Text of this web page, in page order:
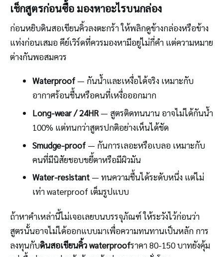
เช็กสูตรก่อนซื้อ มองหาอะไรบนกล่อง
ก่อนหยิบดินสอเขียนคิ้วลงตะกร้า ให้พลิกดูข้างกล่องหรือข้าง
แท่งก่อนเสมอ คีย์เวิร์ดที่ควรมองหามีอยู่ไม่กี่คำ แต่ความหมาย
ต่างกันพอสมควร
Waterproof— กันน้ำและเหงื่อได้จริง เหมาะกับ
อากาศร้อนชื้นหรือคนที่เหงื่อออกมาก
Long-wear / 24HR— สูตรติดทนนาน อาจไม่ได้กันน้ำ
100% แต่ทนกว่าสูตรปกติอย่างเห็นได้ชัด
Smudge-proof— กันการเลอะหรือเบลอ เหมาะกับ
คนที่มีนิสัยชอบขยี้ตาหรือมีผิวมัน
Water-resistant— ทนความชื้นได้ระดับหนึ่ง แต่ไม่
เท่า waterproof เต็มรูปแบบ
ถ้าหาคำเหล่านี้ไม่เจอเลยบนบรรจุภัณฑ์ ให้ระวังไว้ก่อนว่า
สูตรนั้นอาจไม่ได้ออกแบบมาเพื่อความทนทานเป็นหลัก การ
ลงทุนกับดินสอเขียนคิ้ว waterproofราคา 80-150 บาทยังคุ้ม